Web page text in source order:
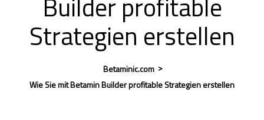
Strategien erstellen
Betaminic.com >
Wie Sie mit Betamin Builder profitable Strategien erstellen